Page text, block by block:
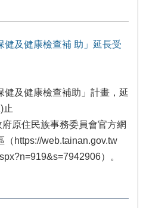
健及健康檢查補 助」延長受
健及健康檢查補助」計畫，延
止
原住民族事務委員會官方網
https://web.tainan.gov.tw
）。